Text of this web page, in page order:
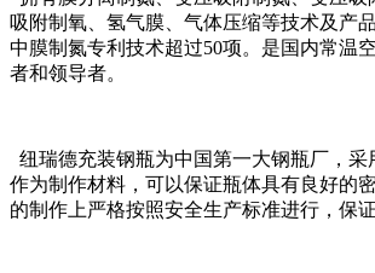
吸附制氧、氢气膜、气体压缩等技术及产
中膜制氮专利技术超过50项。是国内常温
者和领导者。
纽瑞德充装钢瓶为中国第一大钢瓶厂，采
作为制作材料，可以保证瓶体具有良好的
的制作上严格按照安全生产标准进行，保